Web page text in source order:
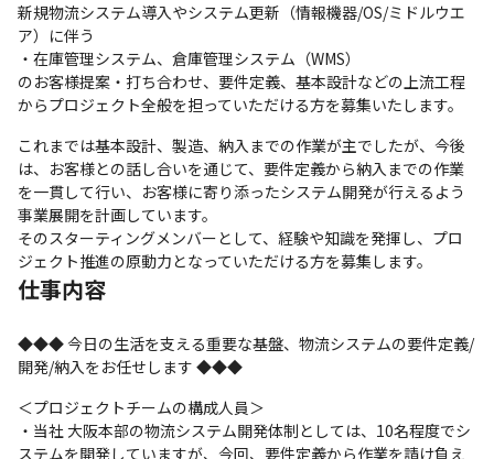
新規物流システム導入やシステム更新（情報機器/OS/ミドルウエ
ア）に伴う
・在庫管理システム、倉庫管理システム（WMS）
のお客様提案・打ち合わせ、要件定義、基本設計などの上流工程
からプロジェクト全般を担っていただける方を募集いたします。
これまでは基本設計、製造、納入までの作業が主でしたが、今後
は、お客様との話し合いを通じて、要件定義から納入までの作業
を一貫して行い、お客様に寄り添ったシステム開発が行えるよう
事業展開を計画しています。
そのスターティングメンバーとして、経験や知識を発揮し、プロ
ジェクト推進の原動力となっていただける方を募集します。
仕事内容
◆◆◆ 今日の生活を支える重要な基盤、物流システムの要件定義/
開発/納入をお任せします ◆◆◆
＜プロジェクトチームの構成人員＞
・当社 大阪本部の物流システム開発体制としては、10名程度でシ
ステムを開発していますが、今回、要件定義から作業を請け負え